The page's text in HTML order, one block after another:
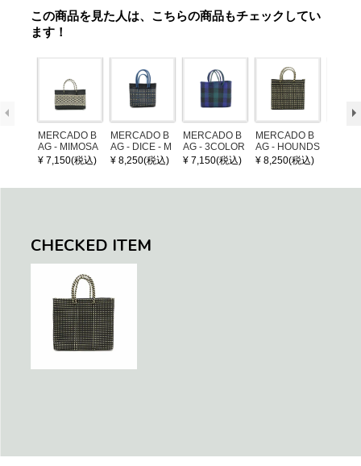
この商品を見た人は、こちらの商品もチェックしてい
ます！
MERCADO B
AG - MIMOSA
- Black / Crea
¥ 7,150(税込)
MERCADO B
AG - DICE - M
OSAIC - Black
¥ 8,250(税込)
MERCADO B
AG - 3COLOR
S CHECK - Bl
¥ 7,150(税込)
MERCADO B
AG - HOUNDS
TOOTH - Blac
¥ 8,250(税込)
CHECKED ITEM